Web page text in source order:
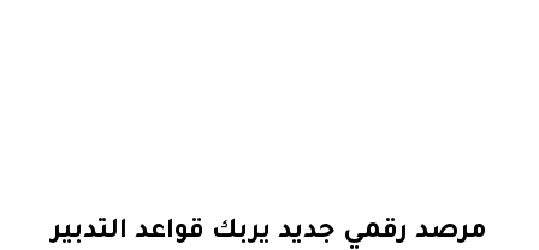
مرصد رقمي جديد يربك قواعد التدبير